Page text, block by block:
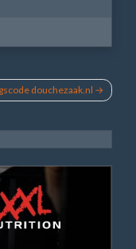
douchezaak.nl